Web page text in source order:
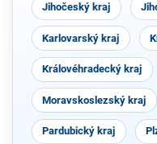
Jihočeský kraj
Karlovarský kraj
Královéhradecký kraj
Moravskoslezský kraj
Pardubický kraj